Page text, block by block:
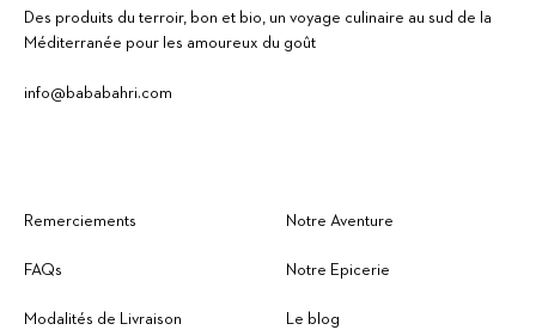
Des produits du terroir, bon et bio, un voyage culinaire au sud de la
Méditerranée pour les amoureux du goût
info@bababahri.com
Remerciements
FAQs
Modalités de Livraison
Notre Aventure
Notre Epicerie
Le blog